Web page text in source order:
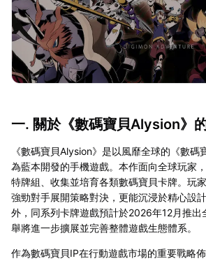
一. 關於《數碼寶貝Alysion》
《數碼寶貝Alysion》是以風靡全球的《數碼
為藍本開發的手機遊戲。本作面向全球玩家
特牌組、收集並培育各類數碼寶貝卡牌。玩
強勁對手展開策略對決，更能沉浸於精心設
外，同系列卡牌遊戲預計於2026年12月推出
舉將進一步擴展並完善整體遊戲生態體系。
作為數碼寶貝IP在行動遊戲市場的重要戰略